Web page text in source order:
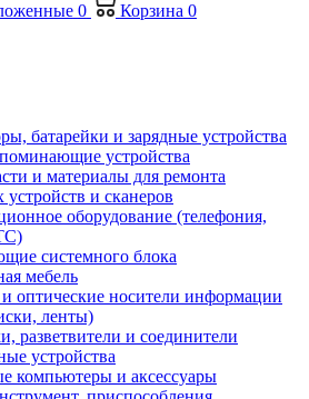
0 Корзина 0
батарейки и зарядные устройства
устройства
и материалы для ремонта
и сканеров
оборудование (телефония,
системного блока
мебель
оптические носители информации
ленты)
разветвители и соединители
устройства
компьютеры и аксессуары